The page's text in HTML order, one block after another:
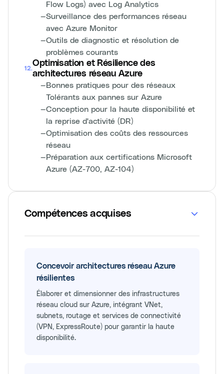
Flow Logs) avec Log Analytics
—Surveillance des performances réseau
avec Azure Monitor
—Outils de diagnostic et résolution de
problèmes courants
12.
Optimisation et Résilience des
architectures réseau Azure
—Bonnes pratiques pour des réseaux
Tolérants aux pannes sur Azure
—Conception pour la haute disponibilité et
la reprise d'activité (DR)
—Optimisation des coûts des ressources
réseau
—Préparation aux certifications Microsoft
Azure (AZ-700, AZ-104)
Compétences acquises
Concevoir architectures réseau Azure
résilientes
Élaborer et dimensionner des infrastructures
réseau cloud sur Azure, intégrant VNet,
subnets, routage et services de connectivité
(VPN, ExpressRoute) pour garantir la haute
disponibilité.